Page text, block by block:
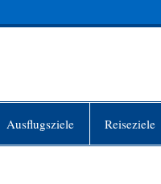
Ausflugsziele Reiseziele